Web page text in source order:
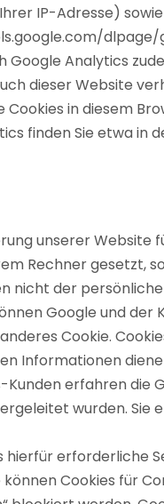
IP-Adresse)
Analytics
dieser Website
in diesem
finden Sie etwa in
unserer Website
Rechner gesetzt,
nicht der
Google und der
Cookie.
Informationen
erfahren die
wurden.
erforderliche
Cookies für